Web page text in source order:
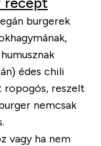
burgerek
édes chili
ropogós, reszelt
nemcsak
vagy ha nem